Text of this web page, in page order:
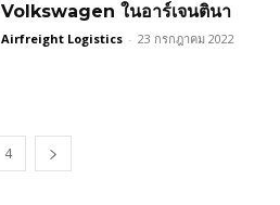
Volkswagen ในอาร์เจนตินา
Airfreight Logistics - 23 กรกฎาคม 2022
4